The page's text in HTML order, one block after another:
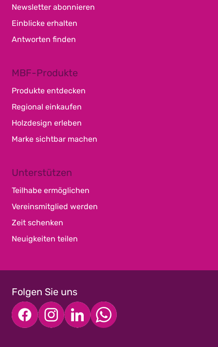
Newsletter abonnieren
Einblicke erhalten
Antworten finden
MBF-Produkte
Produkte entdecken
Regional einkaufen
Holzdesign erleben
Marke sichtbar machen
Unterstützen
Teilhabe ermöglichen
Vereinsmitglied werden
Zeit schenken
Neuigkeiten teilen
Folgen Sie uns